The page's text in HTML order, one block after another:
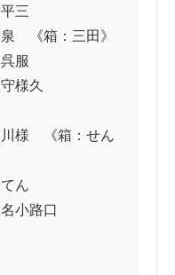
三
　《箱：三田》
服
波守様久
様　《箱：せん
ん
小路口